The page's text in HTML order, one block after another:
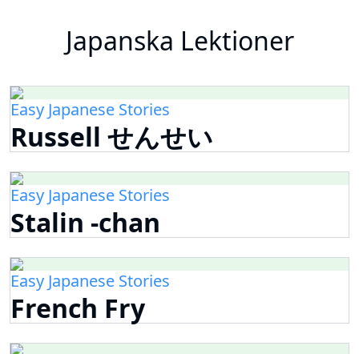
Japanska Lektioner
Easy Japanese Stories
Russell せんせい
Easy Japanese Stories
Stalin -chan
Easy Japanese Stories
French Fry